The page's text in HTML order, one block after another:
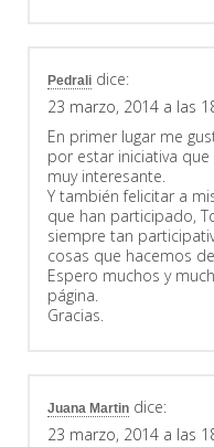
Pedrali dice:
23 marzo, 2014 a las
En primer lugar me
por estar iniciativa
muy interesante.
Y también felicitar a
que han participado,
siempre tan
cosas que hacemos
Espero muchos y
página.
Gracias.
Juana Martin dice:
23 marzo, 2014 a las